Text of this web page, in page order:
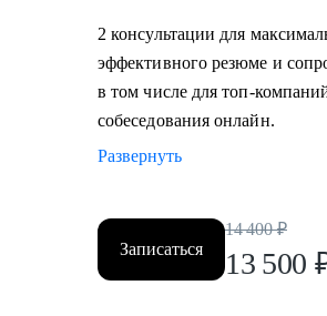
2 консультации для
эффективного резюме и
в том числе для топ-
собеседования онлайн.
Развернуть
Записаться
14 400 ₽
13 500